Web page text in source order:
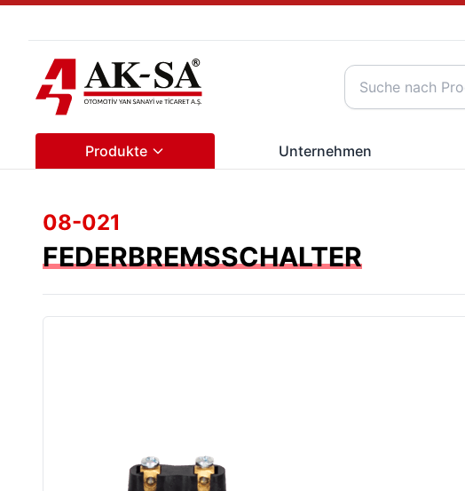
Produkte Unternehmen
08-021
FEDERBREMSSCHALTER